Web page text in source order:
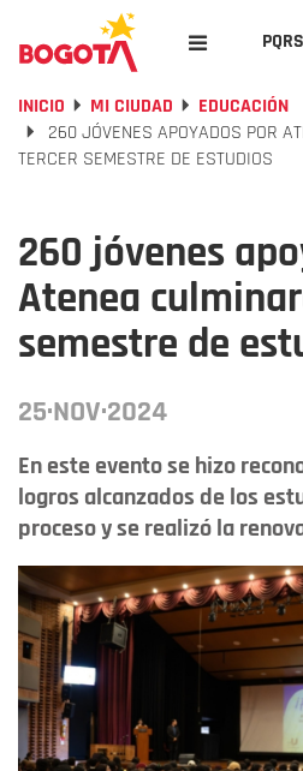
INICIO MI CIUDAD
EDUCACIÓN
260 JÓVENES APOYADOS POR
TERCER SEMESTRE DE ESTUDIOS
260 jóvenes
Atenea
semestre de
25·NOV·2024
En este evento se hizo
logros alcanzados de los
proceso y se realizó la